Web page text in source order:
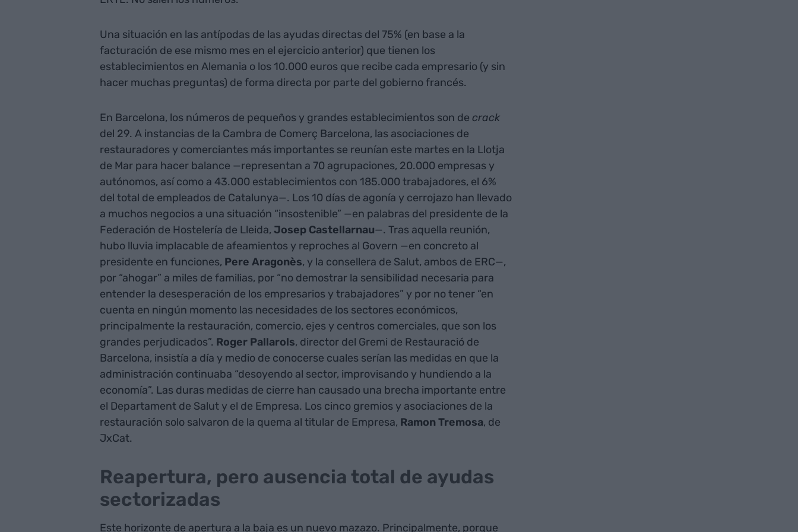
Una situación en las antípodas de las ayudas directas del 75% (en base a la
facturación de ese mismo mes en el ejercicio anterior) que tienen los
establecimientos en Alemania o los 10.000 euros que recibe cada empresario (y sin
hacer muchas preguntas) de forma directa por parte del gobierno francés.
En Barcelona, los números de pequeños y grandes establecimientos son de crack
del 29. A instancias de la Cambra de Comerç Barcelona, las asociaciones de
restauradores y comerciantes más importantes se reunían este martes en la Llotja
de Mar para hacer balance —representan a 70 agrupaciones, 20.000 empresas y
autónomos, así como a 43.000 establecimientos con 185.000 trabajadores, el 6%
del total de empleados de Catalunya—. Los 10 días de agonía y cerrojazo han llevado
a muchos negocios a una situación “insostenible” —en palabras del presidente de la
Federación de Hostelería de Lleida, Josep Castellarnau—. Tras aquella reunión,
hubo lluvia implacable de afeamientos y reproches al Govern —en concreto al
presidente en funciones, Pere Aragonès, y la consellera de Salut, ambos de ERC—,
por “ahogar” a miles de familias, por “no demostrar la sensibilidad necesaria para
entender la desesperación de los empresarios y trabajadores” y por no tener “en
cuenta en ningún momento las necesidades de los sectores económicos,
principalmente la restauración, comercio, ejes y centros comerciales, que son los
grandes perjudicados”. Roger Pallarols, director del Gremi de Restauració de
Barcelona, insistía a día y medio de conocerse cuales serían las medidas en que la
administración continuaba “desoyendo al sector, improvisando y hundiendo a la
economía”. Las duras medidas de cierre han causado una brecha importante entre
el Departament de Salut y el de Empresa. Los cinco gremios y asociaciones de la
restauración solo salvaron de la quema al titular de Empresa, Ramon Tremosa, de
JxCat.
Reapertura, pero ausencia total de ayudas
sectorizadas
Este horizonte de apertura a la baja es un nuevo mazazo. Principalmente, porque